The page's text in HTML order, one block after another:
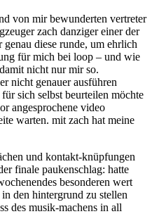
von mir bewunderten vertreter
zach danziger einer der
diese runde, um ehrlich
für mich bei loop – und wie
nicht nur mir so.
nicht genauer ausführen
sich selbst beurteilen möchte
angesprochene video
warten. mit zach hat meine
und kontakt-knüpfungen
finale paukenschlag: hatte
besonderen wert
den hintergrund zu stellen
des musik-machens in all